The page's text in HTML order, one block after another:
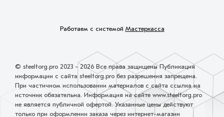
Работаем с системой Мастеркасса
© steeltorg.pro 2023 - 2026 Все права защищены Публикация
информации с сайта steeltorg.pro без разрешения запрещена.
При частичном использовании материалов с сайта ссылка на
источник обязательна. Информация на сайте www.steeltorg.pro
не является публичной офертой. Указанные цены действуют
только при оформлении заказа через интернет-магазин